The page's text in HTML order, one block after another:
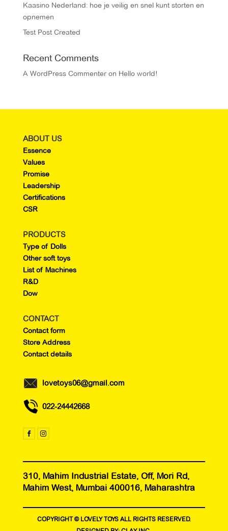
Kaasino Nederland: hoe je veilig en snel kunt storten en
opnemen
Test Post Created
Recent Comments
A WordPress Commenteron Hello world!
ABOUT US
Essence
Values
Promise
Leadership
Certifications
CSR
PRODUCTS
Type of Dolls
Other soft toys
List of Machines
R&D
Dow
CONTACT
Contact form
Store Address
Contact details
lovetoys06@gmail.com
022-24442668
 
310, Mahim Industrial Estate, Off, Mori Rd,
Mahim West, Mumbai 400016, Maharashtra
COPYRIGHT © LOVELY TOYS ALL RIGHTS RESERVED.